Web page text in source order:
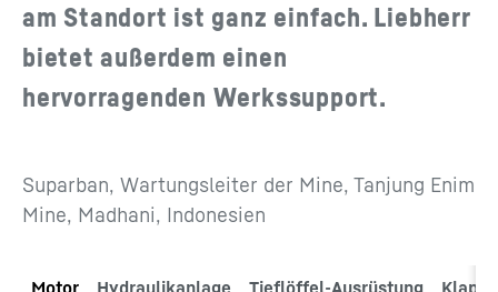
am Standort ist ganz einfach. Liebherr
bietet außerdem einen
hervorragenden Werkssupport.
Suparban, Wartungsleiter der Mine, Tanjung Enim
Mine, Madhani, Indonesien